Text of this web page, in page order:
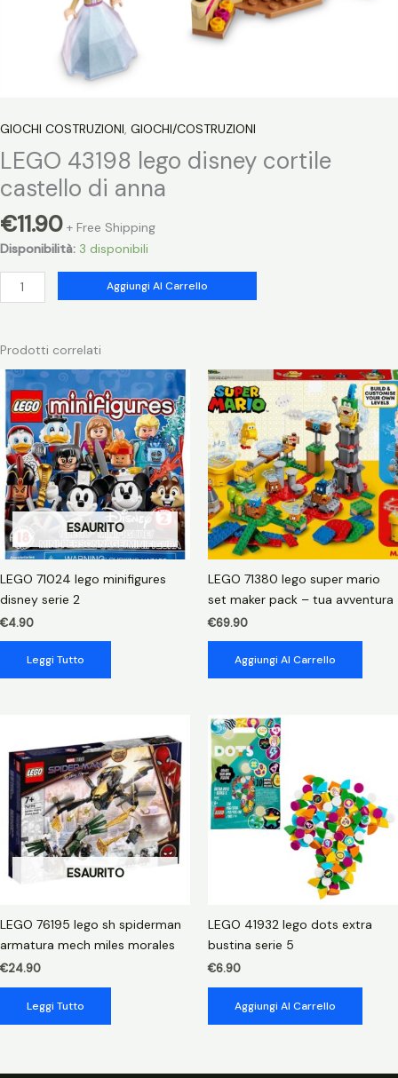
GIOCHI COSTRUZIONI, GIOCHI/COSTRUZIONI
LEGO 43198 lego disney cortile
castello di anna
€11.90 + Free Shipping
Disponibilità: 3 disponibili
LEGO
43198
disney
castello
di
anna
quantità
Aggiungi Al Carrello
Prodotti correlati
ESAURITO
LEGO 71024 lego minifigures
disney serie 2
€4.90
Leggi Tutto
LEGO 71380 lego super mario
set maker pack – tua avventura
€69.90
Aggiungi Al Carrello
ESAURITO
LEGO 76195 lego sh spiderman
armatura mech miles morales
€24.90
Leggi Tutto
LEGO 41932 lego dots extra
bustina serie 5
€6.90
Aggiungi Al Carrello